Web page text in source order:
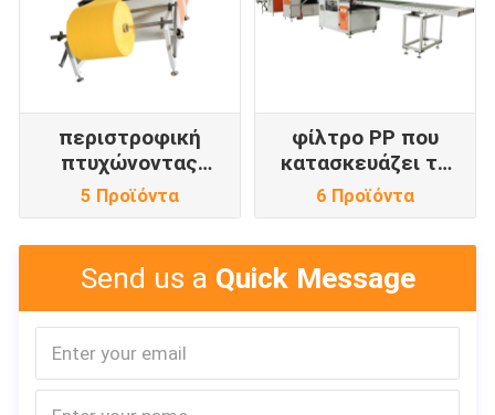
περιστροφική
πτυχώνοντας
μηχανή
5 Προϊόντα
φίλτρο PP που
κατασκευάζει τη
μηχανή
6 Προϊόντα
Send us a Quick Message